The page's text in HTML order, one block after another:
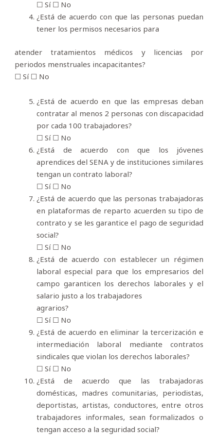
☐ Sí ☐ No
¿Está de acuerdo con que las personas puedan
tener los permisos necesarios para
atender tratamientos médicos y licencias por
periodos menstruales incapacitantes?
☐ Sí ☐ No
¿Está de acuerdo en que las empresas deban
contratar al menos 2 personas con discapacidad
por cada 100 trabajadores?
☐ Sí ☐ No
¿Está de acuerdo con que los jóvenes
aprendices del SENA y de instituciones similares
tengan un contrato laboral?
☐ Sí ☐ No
¿Está de acuerdo que las personas trabajadoras
en plataformas de reparto acuerden su tipo de
contrato y se les garantice el pago de seguridad
social?
☐ Sí ☐ No
¿Está de acuerdo con establecer un régimen
laboral especial para que los empresarios del
campo garanticen los derechos laborales y el
salario justo a los trabajadores
agrarios?
☐ Sí ☐ No
¿Está de acuerdo en eliminar la tercerización e
intermediación laboral mediante contratos
sindicales que violan los derechos laborales?
☐ Sí ☐ No
¿Está de acuerdo que las trabajadoras
domésticas, madres comunitarias, periodistas,
deportistas, artistas, conductores, entre otros
trabajadores informales, sean formalizados o
tengan acceso a la seguridad social?